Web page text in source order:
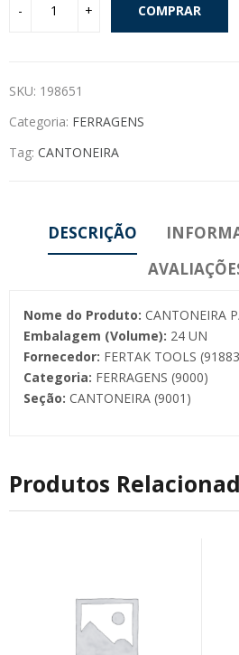
COMPRAR
SKU: 198651
Categoria: FERRAGENS
Tag: CANTONEIRA
DESCRIÇÃO
Nome do Produto: CANTONEIRA
Embalagem (Volume): 24 UN
Fornecedor: FERTAK TOOLS
Categoria: FERRAGENS (9000)
Seção: CANTONEIRA (9001)
Produtos